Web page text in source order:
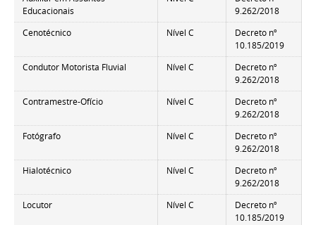
Educacionais
9.262/2018
Cenotécnico
Nível C
Decreto nº
10.185/2019
Condutor Motorista Fluvial
Nível C
Decreto nº
9.262/2018
Contramestre-Ofício
Nível C
Decreto nº
9.262/2018
Fotógrafo
Nível C
Decreto nº
9.262/2018
Hialotécnico
Nível C
Decreto nº
9.262/2018
Locutor
Nível C
Decreto nº
10.185/2019